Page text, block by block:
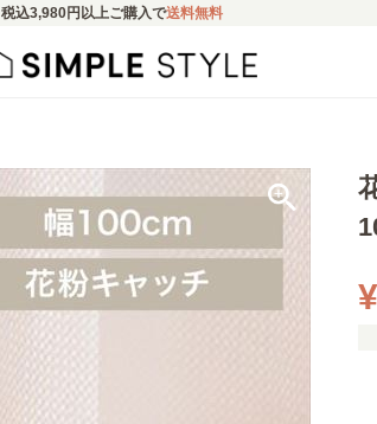
税込3,980円 以上ご購入で送料無料